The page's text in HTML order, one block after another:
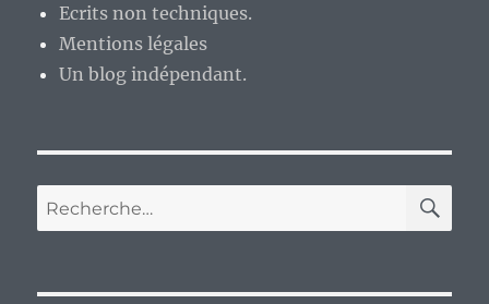
Ecrits non techniques.
Mentions légales
Un blog indépendant.
Recherche
pour :